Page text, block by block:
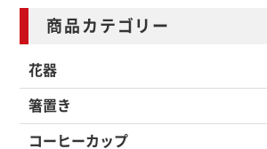
商品カテゴリー
花器
箸置き
コーヒーカップ